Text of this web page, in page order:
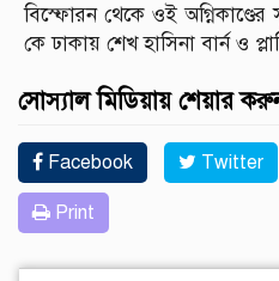
বিস্ফোরন থেকে ওই
কে ঢাকায় শেখ হাসিনা বার্ন ও
সোস্যাল মিডিয়ায় শেয়ার
Facebook Twitter
Print